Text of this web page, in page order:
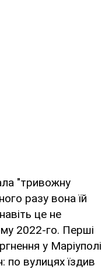
"тривожну
разу вона їй
це не
2022-го. Перші
у Маріуполі
по вулицях їздив